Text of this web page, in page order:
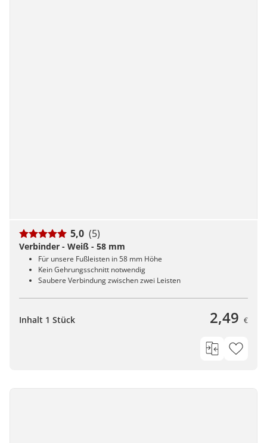
5,0 (5)
Verbinder - Weiß - 58 mm
Für unsere Fußleisten in 58 mm Höhe
Kein Gehrungsschnitt notwendig
Saubere Verbindung zwischen zwei Leisten
Inhalt 1 Stück 2,49 €